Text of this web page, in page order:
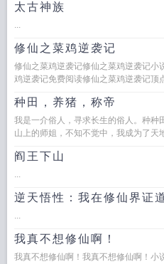
太古神族
...
修仙之菜鸡逆袭记
修仙之菜鸡逆袭记修仙之菜鸡逆袭记小
鸡逆袭记免费阅读修仙之菜鸡逆袭记顶
种田，养猪，称帝
我是一介俗人，寻求长生的俗人。种种
山上的师姐，不知不觉中，我成为了天
阎王下山
...
逆天悟性：我在修仙界证
...
我真不想修仙啊！
我真不想修仙啊！我真不想修仙啊！小